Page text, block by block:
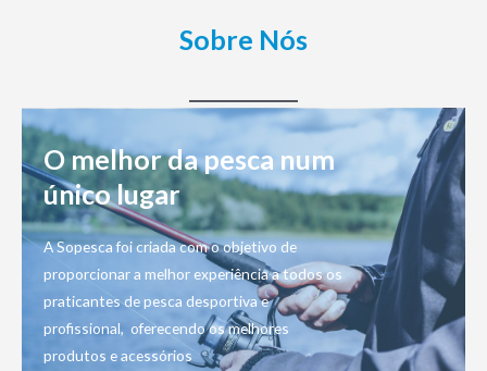
Sobre Nós
O melhor da pesca num
único lugar
A Sopesca foi criada com o objetivo de
proporcionar a melhor experiência a todos os
praticantes de pesca desportiva e
profissional, oferecendo os melhores
produtos e acessórios